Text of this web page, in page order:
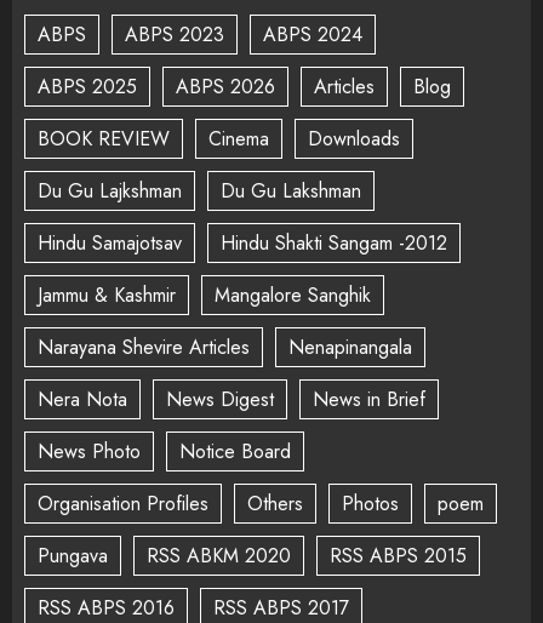
ABPS ABPS 2023
ABPS 2024
ABPS 2025
ABPS 2026 Articles
Blog
BOOK REVIEW
Cinema
Downloads
Du Gu Lajkshman
Du Gu Lakshman
Hindu Samajotsav
Hindu Shakti Sangam -2012
Jammu & Kashmir
Mangalore Sanghik
Narayana Shevire Articles
Nenapinangala
Nera Nota
News Digest
News in Brief
News Photo
Notice Board
Organisation Profiles
Others Photos
poem
Pungava
RSS ABKM 2020
RSS ABPS 2015
RSS ABPS 2016
RSS ABPS 2017